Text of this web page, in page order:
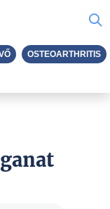
OSTEOARTHRITIS